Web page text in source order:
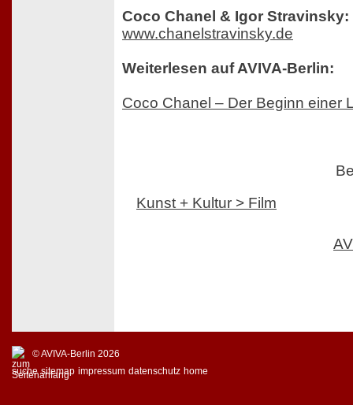
Coco Chanel & Igor Stravinsky:
www.chanelstravinsky.de
Weiterlesen auf AVIVA-Berlin:
Coco Chanel – Der Beginn einer
Kunst + Kultur > Film
© AVIVA-Berlin 2026
suche sitemap impressum datenschutz home